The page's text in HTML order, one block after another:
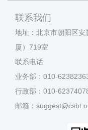
联系我们
地址：北京市朝阳区
厦）719室
联系电话
业务部：010-
行政部：010-
邮箱：